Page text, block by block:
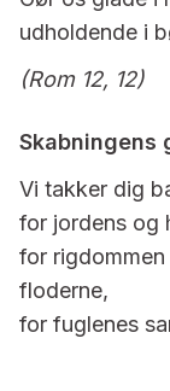
udholdende i
(Rom 12, 12)
Skabningens
Vi takker dig
for jordens og
for
floderne,
for fuglenes